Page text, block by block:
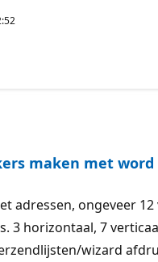
maken met word
adressen, ongeveer 12
3 horizontaal, 7
wizard